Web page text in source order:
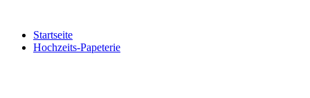
springenStartseite
Hochzeits-Papeterie